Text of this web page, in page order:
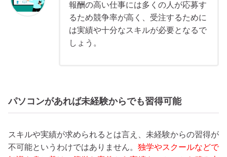
報酬の高い仕事には多くの人が応募す
るため競争率が高く、受注するために
は実績や十分なスキルが必要となるで
しょう。
パソコンがあれば未経験からでも習得可能
スキルや実績が求められるとは言え、未経験からの習得が
不可能というわけではありません。 独学やスクールなどで